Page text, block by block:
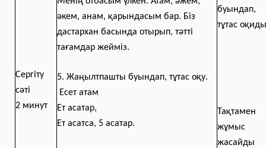
Сергіту
сәті
2 минут
әкем, анам, қарындасым бар. Біз
дастархан басында отырып, тәтті
тағамдар жейміз.
5. Жаңылтпашты буындап, тұтас оқу.
Есет атам
Ет асатар,
Ет асатса, 5 асатар.
буындап,
тұтас оқиды
Тақтамен
жұмыс
жасайды